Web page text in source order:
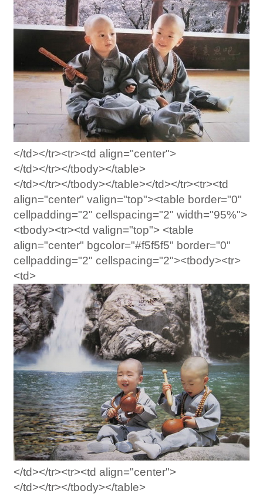
</td></tr><tr><td align="center">
</td></tr></tbody></table>
</td></tr></tbody></table></td></tr><tr><td
align="center" valign="top"><table border="0"
cellpadding="2" cellspacing="2" width="95%">
<tbody><tr><td valign="top"> <table
align="center" bgcolor="#f5f5f5" border="0"
cellpadding="2" cellspacing="2"><tbody><tr>
<td>
</td></tr><tr><td align="center">
</td></tr></tbody></table>